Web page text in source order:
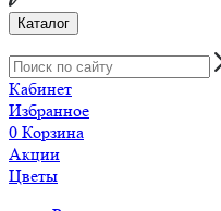
Каталог
Кабинет
Избранное
0 Корзина
Акции
Цветы